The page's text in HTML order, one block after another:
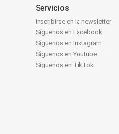
Servicios
Inscribirse en la newsletter
Síguenos en Facebook
Síguenos en Instagram
Síguenos en Youtube
Síguenos en TikTok